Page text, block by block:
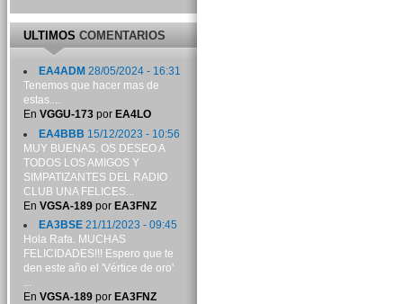
ULTIMOSCOMENTARIOS
EA4ADM 28/05/2024 - 16:31
Tenemos que hacer mas de
estas....
En VGGU-173por EA4LO
EA4BBB 15/12/2023 - 10:56
MUY BUENAS. OS DESEO A
TODOS LOS AMIGOS Y
SIMPATIZANTES DEL RADIO
CLUB UNA FELICES...
En VGSA-189por EA3FNZ
EA3BSE21/11/2023 - 09:45
Hola Rafa. MUCHAS
FELICIDADES!!! Espero que te
den este año el 'Vértice de oro'
...
En VGSA-189por EA3FNZ